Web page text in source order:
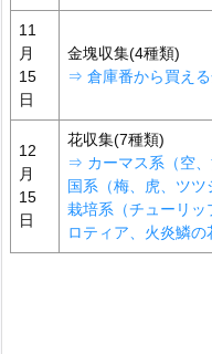
11
月
15
日
金塊収集(4種類)
⇒ 倉庫番から買え
12
月
15
日
花収集(7種類)
⇒ カーマス系（空、
国系（梅、虎、ツツ
栽培系（チューリ
ロティア、火炎鱗の